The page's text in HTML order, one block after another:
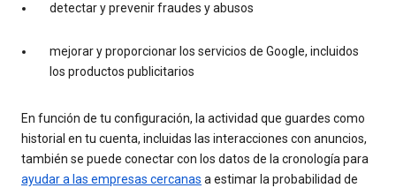
detectar y prevenir fraudes y abusos
mejorar y proporcionar los servicios de Google, incluidos
los productos publicitarios
En función de tu configuración, la actividad que guardes como
historial en tu cuenta, incluidas las interacciones con anuncios,
también se puede conectar con los datos de la cronología para
ayudar a las empresas cercanas a estimar la probabilidad de